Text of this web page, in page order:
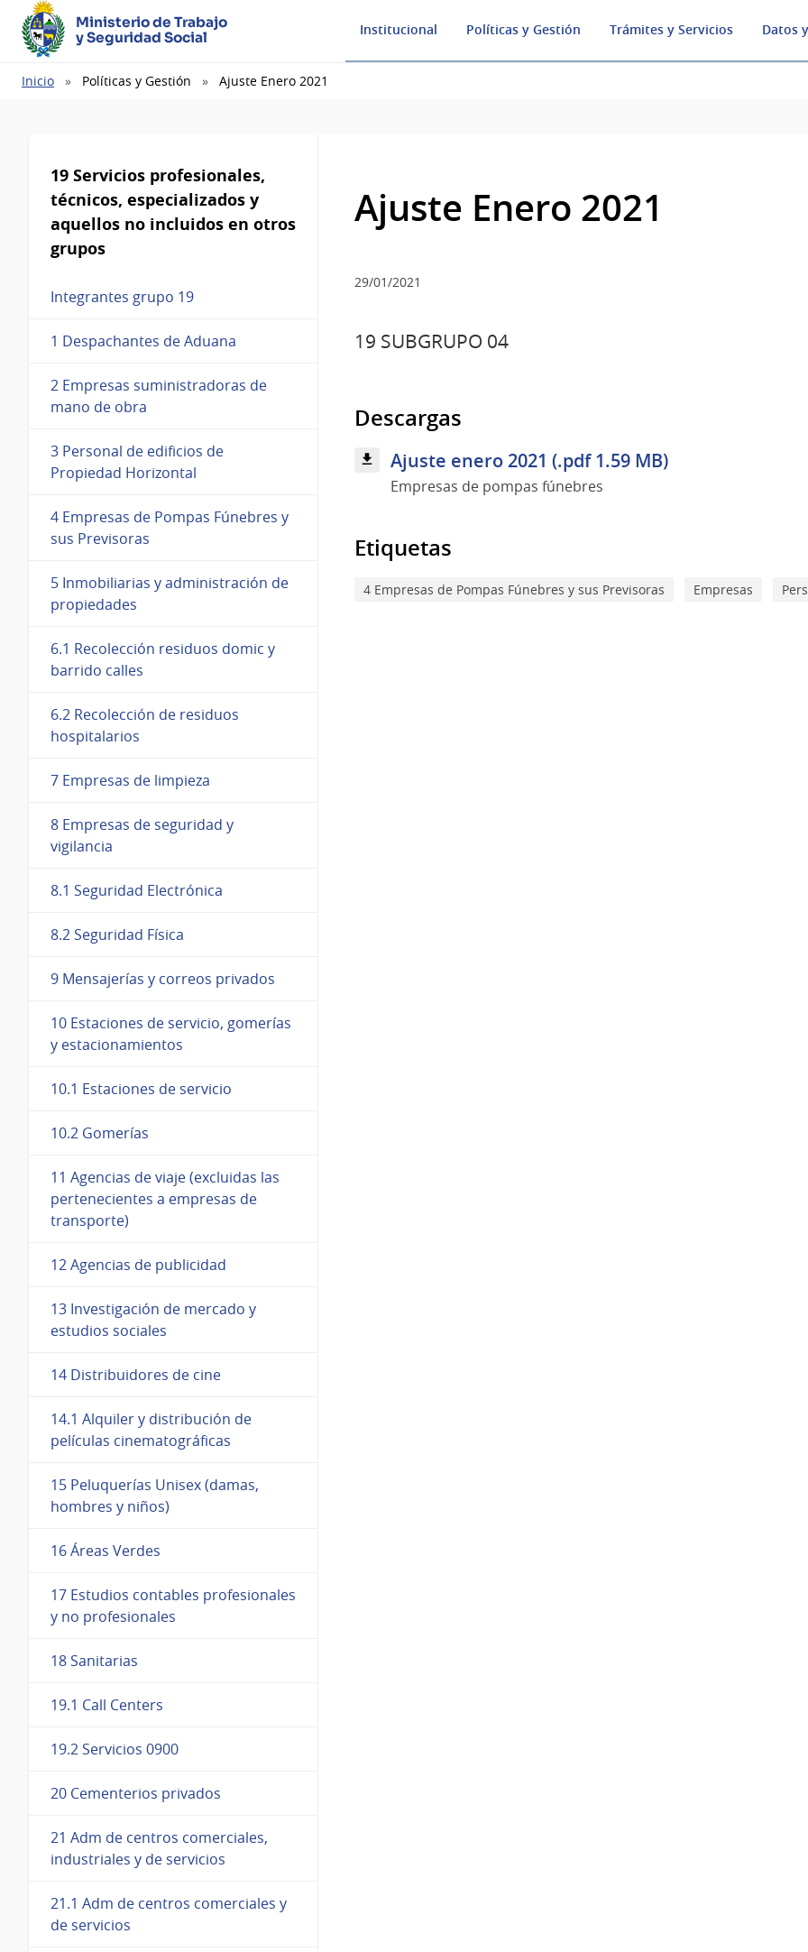
Ministerio de Trabajo
y Seguridad Social
Institucional Políticas y Gestión Trámites y Servicios Datos
Ruta
Inicio Políticas y Gestión Ajuste Enero 2021
19 Servicios profesionales,
técnicos, especializados y
aquellos no incluidos en otros
grupos
Integrantes grupo 19
1 Despachantes de Aduana
2 Empresas suministradoras de
mano de obra
3 Personal de edificios de
Propiedad Horizontal
4 Empresas de Pompas Fúnebres y
sus Previsoras
5 Inmobiliarias y administración de
propiedades
6.1 Recolección residuos domic y
barrido calles
6.2 Recolección de residuos
hospitalarios
7 Empresas de limpieza
8 Empresas de seguridad y
vigilancia
8.1 Seguridad Electrónica
8.2 Seguridad Física
9 Mensajerías y correos privados
10 Estaciones de servicio, gomerías
y estacionamientos
10.1 Estaciones de servicio
10.2 Gomerías
11 Agencias de viaje (excluidas las
pertenecientes a empresas de
transporte)
12 Agencias de publicidad
13 Investigación de mercado y
estudios sociales
14 Distribuidores de cine
14.1 Alquiler y distribución de
películas cinematográficas
15 Peluquerías Unisex (damas,
hombres y niños)
16 Áreas Verdes
17 Estudios contables profesionales
y no profesionales
18 Sanitarias
19.1 Call Centers
19.2 Servicios 0900
20 Cementerios privados
21 Adm de centros comerciales,
industriales y de servicios
21.1 Adm de centros comerciales y
de servicios
Ajuste Enero 2021
29/01/2021
19 SUBGRUPO 04
Descargas
Ajuste enero 2021 (.pdf 1.59 MB)
Empresas de pompas fúnebres
Etiquetas
4 Empresas de Pompas Fúnebres y sus Previsoras Empresas